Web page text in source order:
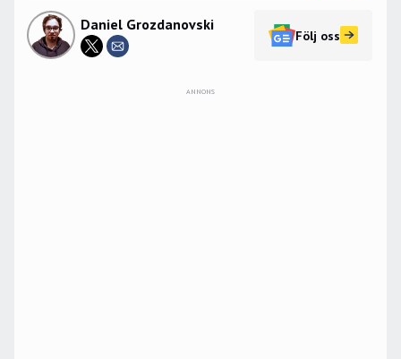
Daniel Grozdanovski
Följ oss
ANNONS